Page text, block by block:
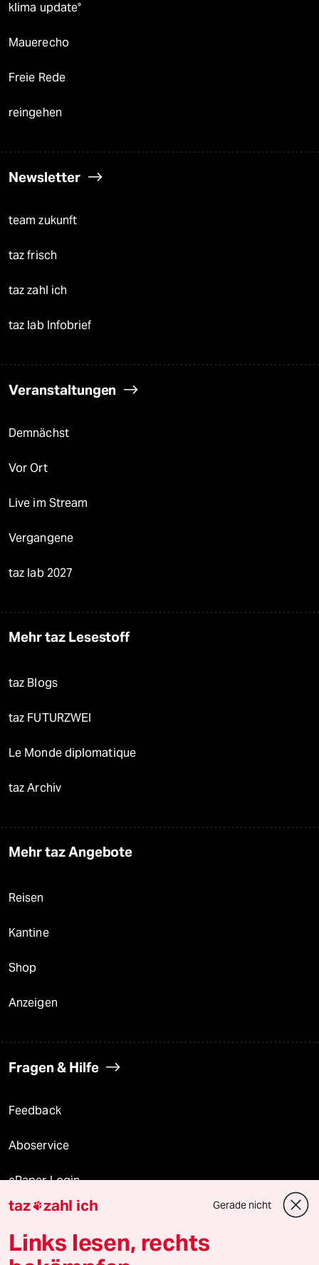
klima update°
Mauerecho
Freie Rede
reingehen
Newsletter
team zukunft
taz frisch
taz zahl ich
taz lab Infobrief
Veranstaltungen
Demnächst
Vor Ort
Live im Stream
Vergangene
taz lab 2027
Mehr taz Lesestoff
taz Blogs
taz FUTURZWEI
Le Monde diplomatique
taz Archiv
Mehr taz Angebote
Reisen
Kantine
Shop
Anzeigen
Fragen & Hilfe
Feedback
Aboservice
ePaper Login
Downloads für Abonnierende
taz zahl ich Gerade nicht
Links lesen, rechts